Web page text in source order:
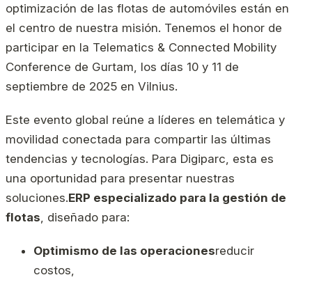
optimización de las flotas de automóviles están en
el centro de nuestra misión. Tenemos el honor de
participar en la Telematics & Connected Mobility
Conference de Gurtam, los días 10 y 11 de
septiembre de 2025 en Vilnius.
Este evento global reúne a líderes en telemática y
movilidad conectada para compartir las últimas
tendencias y tecnologías. Para Digiparc, esta es
una oportunidad para presentar nuestras
soluciones.ERP especializado para la gestión de
flotas, diseñado para:
Optimismo de las operacionesreducir
costos,